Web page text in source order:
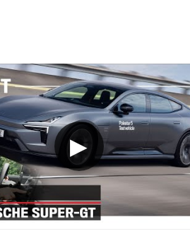
▶